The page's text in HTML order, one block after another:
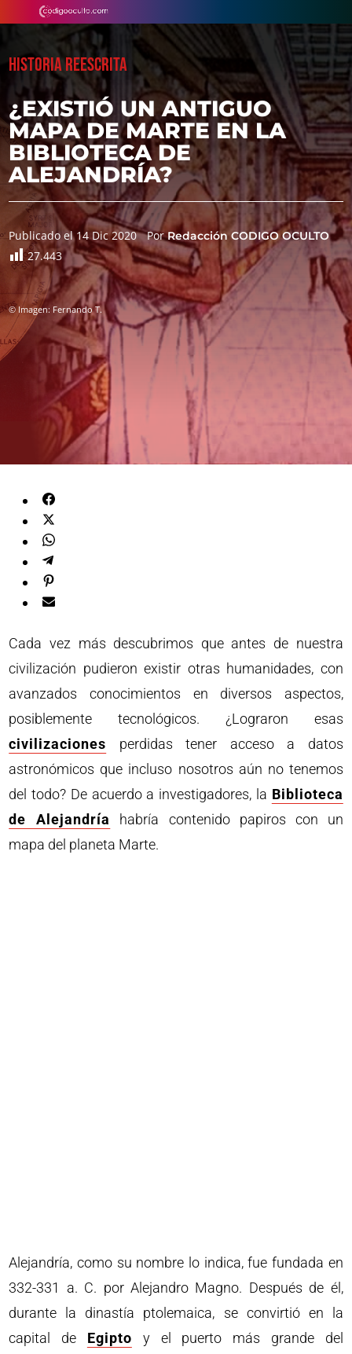
HISTORIA REESCRITA
¿EXISTIÓ UN ANTIGUO
MAPA DE MARTE EN LA
BIBLIOTECA DE
ALEJANDRÍA?
Publicado el 14 Dic 2020 PorRedacción CODIGO OCULTO
27.443
© Imagen: Fernando T.
Cada vez más descubrimos que antes de nuestra
civilización pudieron existir otras humanidades, con
avanzados conocimientos en diversos aspectos,
posiblemente tecnológicos. ¿Lograron esas
civilizaciones perdidas tener acceso a datos
astronómicos que incluso nosotros aún no tenemos
del todo? De acuerdo a investigadores, la Biblioteca
de Alejandría
habría contenido papiros con un
mapa del planeta Marte.
Alejandría, como su nombre lo indica, fue fundada en
332-331 a. C. por Alejandro Magno. Después de él,
durante la dinastía ptolemaica, se convirtió en la
capital de Egipto y el puerto más grande del